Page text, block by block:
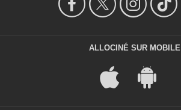
ALLOCINÉ SUR MOBILE